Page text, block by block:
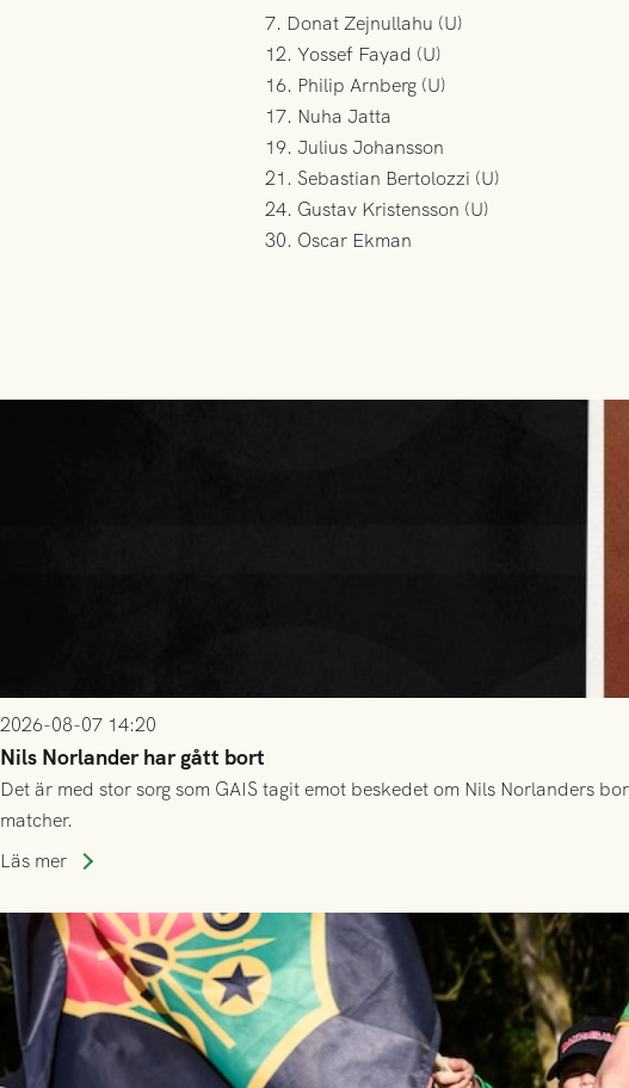
7. Donat Zejnullahu (U)
12. Yossef Fayad (U)
16. Philip Arnberg (U)
17. Nuha Jatta
19. Julius Johansson
21. Sebastian Bertolozzi (U)
24. Gustav Kristensson (U)
30. Oscar Ekman
2026-08-07 14:20
Nils Norlander har gått bort
Det är med stor sorg som GAIS tagit emot beskedet om Nils Norlanders
matcher.
Läs mer